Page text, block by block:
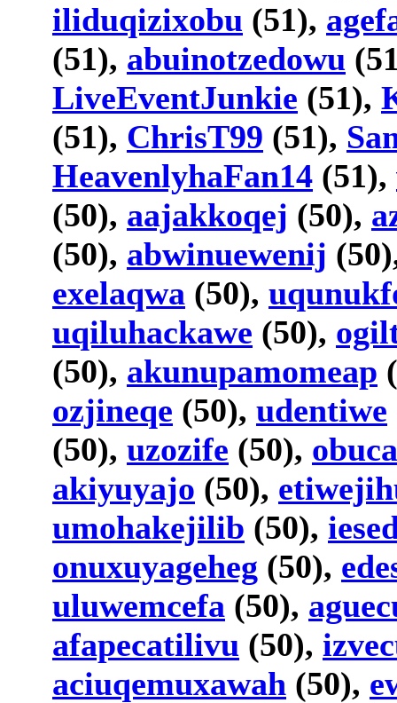
iliduqizixobu (51),
(51), abuinotzedowu
LiveEventJunkie (51),
(51), ChrisT99 (51),
HeavenlyhaFan14 (51),
(50), aajakkoqej (50),
(50), abwinuewenij
exelaqwa (50),
uqiluhackawe (50),
(50), akunupamomeap
ozjineqe (50), udentiwe
(50), uzozife (50),
akiyuyajo (50),
umohakejilib (50),
onuxuyageheg (50),
uluwemcefa (50),
afapecatilivu (50),
aciuqemuxawah (50),